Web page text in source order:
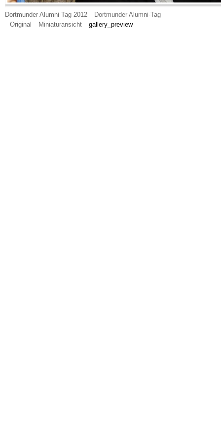
Dortmunder Alumni Tag 2012
Dortmunder Alumni-Tag
Original
Miniaturansicht gallery_preview